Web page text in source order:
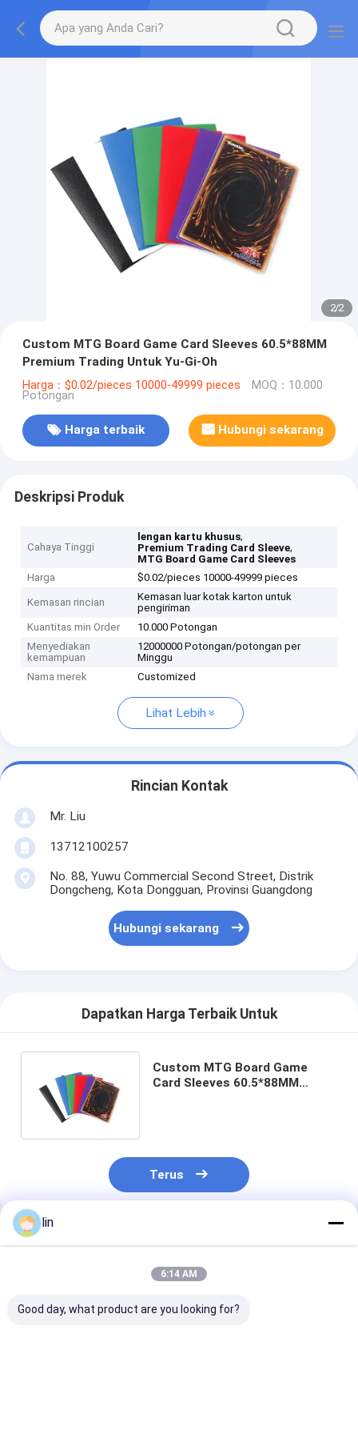
2/2
Custom MTG Board Game Card Sleeves 60.5*88MM
Premium Trading Untuk Yu-Gi-Oh
Harga：$0.02/pieces 10000-49999 pieces MOQ：10.000
Potongan
Harga terbaik Hubungi sekarang
Deskripsi Produk
Cahaya Tinggi
lengan kartu khusus,
Premium Trading Card Sleeve,
MTG Board Game Card Sleeves
Harga
$0.02/pieces 10000-49999 pieces
Kemasan rincian
Kemasan luar kotak karton untuk
pengiriman
Kuantitas min Order
10.000 Potongan
Menyediakan
kemampuan
12000000 Potongan/potongan per
Minggu
Nama merek
Customized
Lihat Lebih
Rincian Kontak
Mr. Liu
13712100257
No. 88, Yuwu Commercial Second Street, Distrik
Dongcheng, Kota Dongguan, Provinsi Guangdong
Hubungi sekarang
Dapatkan Harga Terbaik Untuk
Custom MTG Board Game
Card Sleeves 60.5*88MM
Terus
Rekomendasi Produk
lin
6:14 AM
Good day, what product are you looking for?